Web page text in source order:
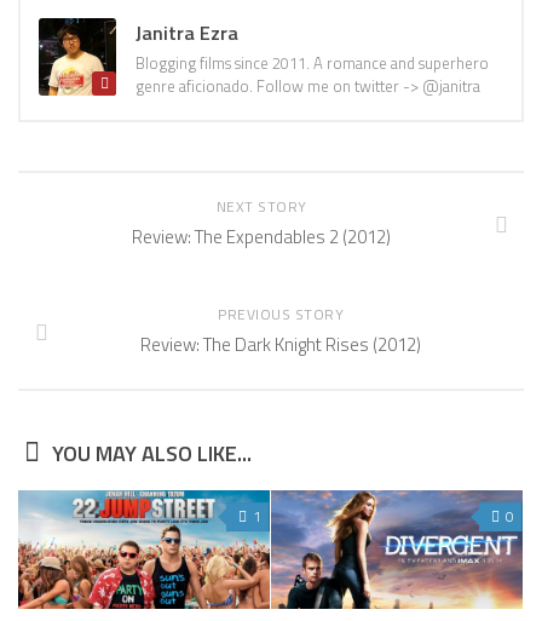
Janitra Ezra
Blogging films since 2011. A romance and superhero
genre aficionado. Follow me on twitter -> @janitra
NEXT STORY
Review: The Expendables 2 (2012)
PREVIOUS STORY
Review: The Dark Knight Rises (2012)
YOU MAY ALSO LIKE...
1 0